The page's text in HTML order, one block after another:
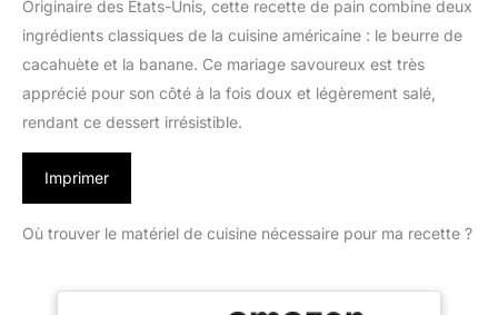
Originaire des États-Unis, cette recette de pain combine deux
ingrédients classiques de la cuisine américaine : le beurre de
cacahuète et la banane. Ce mariage savoureux est très
apprécié pour son côté à la fois doux et légèrement salé,
rendant ce dessert irrésistible.
Imprimer
Où trouver le matériel de cuisine nécessaire pour ma recette ?